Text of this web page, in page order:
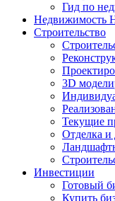
Гид по
Недвижимость
Строительство
3D
Текущие
Отделка и
Инвестиции
Готовый
Купить